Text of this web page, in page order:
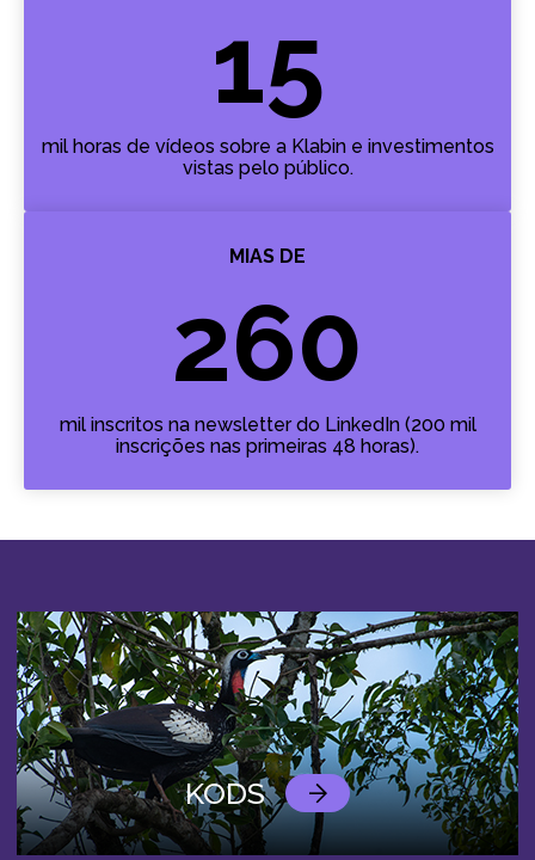
15
mil horas de vídeos sobre a Klabin e investimentos
vistas pelo público.
MIAS DE
260
mil inscritos na newsletter do LinkedIn (200 mil
inscrições nas primeiras 48 horas).
KODS